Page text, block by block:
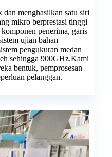
dan menghasilkan satu siri
mikro berprestasi tinggi
penerima, garis
ujian bahan
pengukuran medan
sehingga 900GHz.Kami
bentuk, pemprosesan
pelanggan.